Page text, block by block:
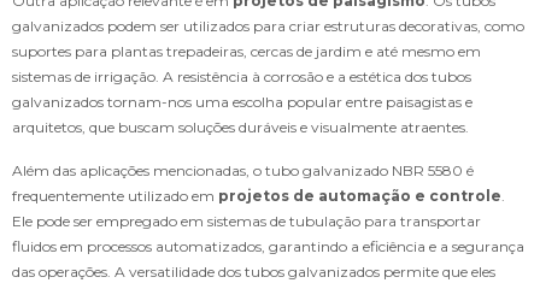
galvanizados podem ser utilizados para criar estruturas decorativas, como
suportes para plantas trepadeiras, cercas de jardim e até mesmo em
sistemas de irrigação. A resistência à corrosão e a estética dos tubos
galvanizados tornam-nos uma escolha popular entre paisagistas e
arquitetos, que buscam soluções duráveis e visualmente atraentes.
Além das aplicações mencionadas, o tubo galvanizado NBR 5580 é
frequentemente utilizado em projetos de automação e controle.
Ele pode ser empregado em sistemas de tubulação para transportar
fluidos em processos automatizados, garantindo a eficiência e a segurança
das operações. A versatilidade dos tubos galvanizados permite que eles